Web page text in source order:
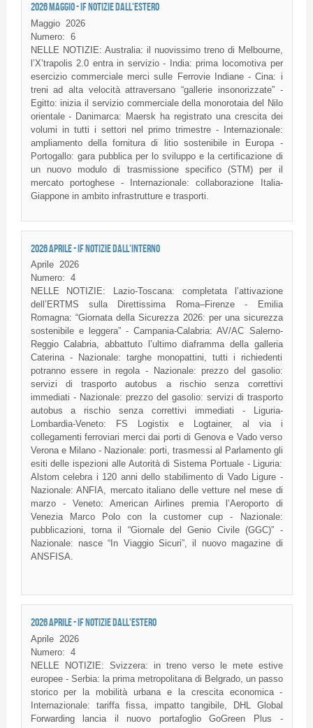
2026 MAGGIO - IF NOTIZIE DALL'ESTERO
Maggio
2026
Numero: 6
NELLE NOTIZIE: Australia: il nuovissimo treno di Melbourne,
l’X’trapolis 2.0 entra in servizio - India: prima locomotiva per
esercizio commerciale merci sulle Ferrovie Indiane - Cina: i
treni ad alta velocità attraversano “gallerie insonorizzate” -
Egitto: inizia il servizio commerciale della monorotaia del Nilo
orientale - Danimarca: Maersk ha registrato una crescita dei
volumi in tutti i settori nel primo trimestre - Internazionale:
ampliamento della fornitura di litio sostenibile in Europa -
Portogallo: gara pubblica per lo sviluppo e la certificazione di
un nuovo modulo di trasmissione specifico (STM) per il
mercato portoghese - Internazionale: collaborazione Italia-
Giappone in ambito infrastrutture e trasporti.
2026 APRILE - IF NOTIZIE DALL'INTERNO
Aprile 2026
Numero: 4
NELLE NOTIZIE: Lazio-Toscana: completata l’attivazione
dell’ERTMS sulla Direttissima Roma–Firenze - Emilia
Romagna: “Giornata della Sicurezza 2026: per una sicurezza
sostenibile e leggera” - Campania-Calabria: AV/AC Salerno-
Reggio Calabria, abbattuto l’ultimo diaframma della galleria
Caterina - Nazionale: targhe monopattini, tutti i richiedenti
potranno essere in regola - Nazionale: prezzo del gasolio:
servizi di trasporto autobus a rischio senza correttivi
immediati - Nazionale: prezzo del gasolio: servizi di trasporto
autobus a rischio senza correttivi immediati - Liguria-
Lombardia-Veneto: FS Logistix e Logtainer, al via i
collegamenti ferroviari merci dai porti di Genova e Vado verso
Verona e Milano - Nazionale: porti, trasmessi al Parlamento gli
esiti delle ispezioni alle Autorità di Sistema Portuale - Liguria:
Alstom celebra i 120 anni dello stabilimento di Vado Ligure -
Nazionale: ANFIA, mercato italiano delle vetture nel mese di
marzo - Veneto: American Airlines premia l’Aeroporto di
Venezia Marco Polo con la customer cup - Nazionale:
pubblicazioni, torna il “Giornale del Genio Civile (GGC)” -
Nazionale: nasce “In Viaggio Sicuri”, il nuovo magazine di
ANSFISA.
2026 APRILE - IF NOTIZIE DALL'ESTERO
Aprile 2026
Numero: 4
NELLE NOTIZIE: Svizzera: in treno verso le mete estive
europee - Serbia: la prima metropolitana di Belgrado, un passo
storico per la mobilità urbana e la crescita economica -
Internazionale: tariffa fissa, impatto tangibile, DHL Global
Forwarding lancia il nuovo portafoglio GoGreen Plus -